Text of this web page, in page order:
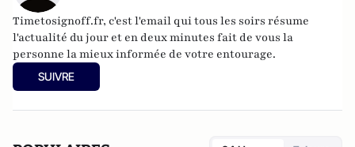
Timetosignoff.fr, c'est l'email qui tous les soirs résume
l'actualité du jour et en deux minutes fait de vous la
personne la mieux informée de votre entourage.
SUIVRE